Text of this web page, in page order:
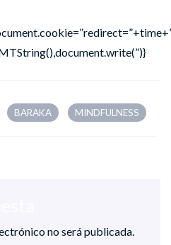
BARAKA MINDFULNESS
no será publicada.